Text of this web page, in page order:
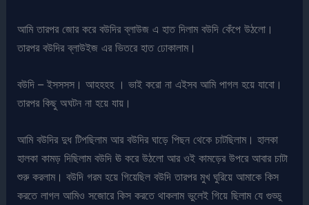
আমি তারপর জোর করে বউদির ব্লাউজ এ হাত দিলাম বউদি কেঁপে উঠলো।
তারপর বউদির ব্লাউইজ এর ভিতরে হাত ঢোকালাম।
বউদি – ইসসসস। আহহহহ । ভাই করো না এইসব আমি পাগল হয়ে যাবো।
তারপর কিছু অঘটন না হয়ে যায়।
আমি বউদির দুধ টিপছিলাম আর বউদির ঘাড়ে পিছন থেকে চাটছিলাম। হালকা
হালকা কামড় দিছিলাম বউদি ঊ করে উঠলো আর ওই কামড়ের উপরে আবার চাটা
শুরু করলাম। বউদি গরম হয়ে গিয়েছিল বউদি তারপর মুখ ঘুরিয়ে আমাকে কিস
করতে লাগল আমিও সজোরে কিস করতে থাকলাম ভুলেই গিয়ে ছিলাম যে গুড্ডু